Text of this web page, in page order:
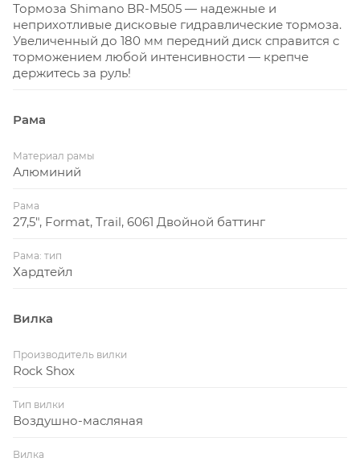
Тормоза Shimano BR-M505 — надежные и
неприхотливые дисковые гидравлические тормоза.
Увеличенный до 180 мм передний диск справится с
торможением любой интенсивности — крепче
держитесь за руль!
Рама
Материал рамы
Алюминий
Рама
27,5", Format, Trail, 6061 Двойной баттинг
Рама: тип
Хардтейл
Вилка
Производитель вилки
Rock Shox
Тип вилки
Воздушно-масляная
Вилка